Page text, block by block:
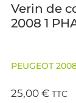
Verin de
2008 1
PEUGEOT
25,00€ TTC